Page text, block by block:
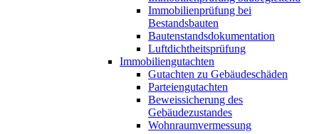
Immobilienprüfung bei
Bestandsbauten
Bautenstandsdokumentation
Luftdichtheitsprüfung
Immobiliengutachten
Gutachten zu Gebäudeschäden
Parteiengutachten
Beweissicherung des
Gebäudezustandes
Wohnraumvermessung